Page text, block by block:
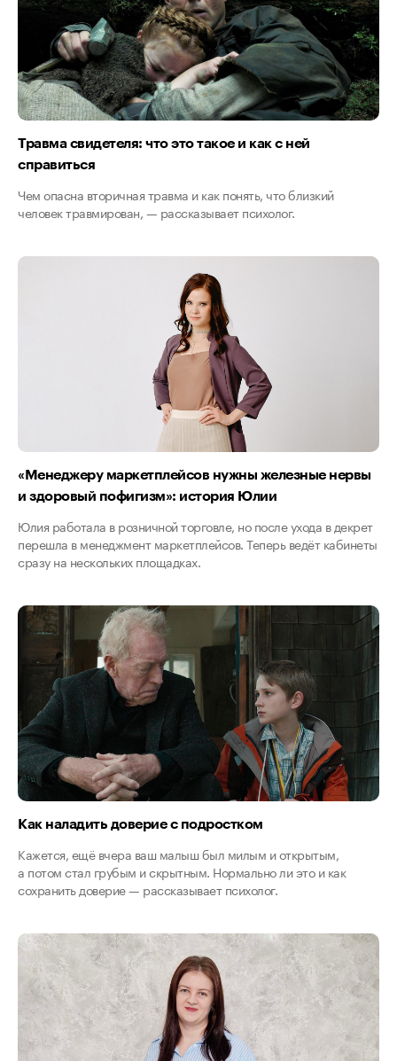
Травма свидетеля: что это такое и как с ней
справиться
Чем опасна вторичная травма и как понять, что близкий
человек травмирован, — рассказывает психолог.
«Менеджеру маркетплейсов нужны железные нервы
и здоровый пофигизм»: история Юлии
Юлия работала в розничной торговле, но после ухода в декрет
перешла в менеджмент маркетплейсов. Теперь ведёт кабинеты
сразу на нескольких площадках.
Как наладить доверие с подростком
Кажется, ещё вчера ваш малыш был милым и открытым,
а потом стал грубым и скрытным. Нормально ли это и как
сохранить доверие — рассказывает психолог.